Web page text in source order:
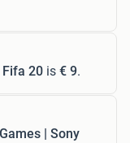
Fifa 20 is € 9.
Games | Sony